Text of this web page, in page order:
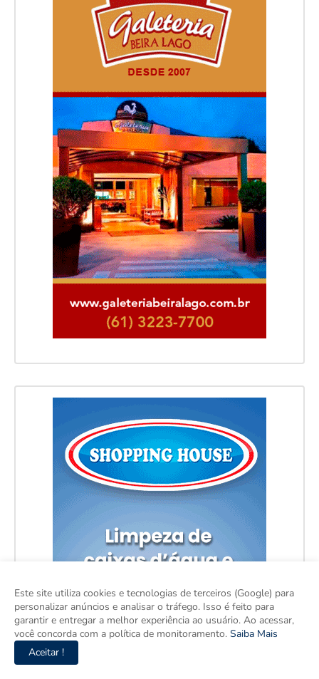
Este site utiliza cookies e tecnologias de terceiros (Google) para
personalizar anúncios e analisar o tráfego. Isso é feito para
garantir e entregar a melhor experiência ao usuário. Ao acessar,
você concorda com a política de monitoramento. Saiba Mais
Aceitar !